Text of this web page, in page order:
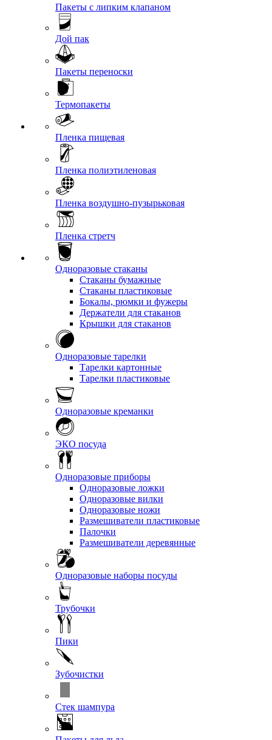
Пакеты с липким клапаном
Дой пак
Пакеты переноски
Термопакеты
Пленка пищевая
Пленка полиэтиленовая
Пленка воздушно-пузырьковая
Пленка стретч
Одноразовые стаканы
Стаканы бумажные
Стаканы пластиковые
Бокалы, рюмки и фужеры
Держатели для стаканов
Крышки для стаканов
Одноразовые тарелки
Тарелки картонные
Тарелки пластиковые
Одноразовые креманки
ЭКО посуда
Одноразовые приборы
Одноразовые ложки
Одноразовые вилки
Одноразовые ножи
Размешиватели пластиковые
Палочки
Размешиватели деревянные
Одноразовые наборы посуды
Трубочки
Пики
Зубочистки
Стек шампура